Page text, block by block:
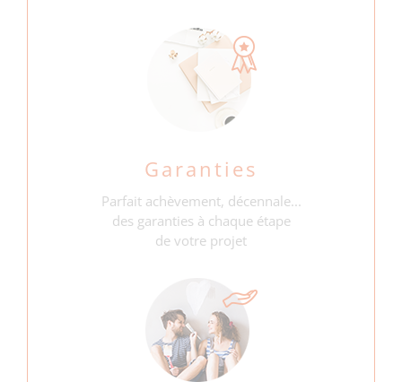
Garanties
Parfait achèvement, décennale...
des garanties à chaque étape
de votre projet